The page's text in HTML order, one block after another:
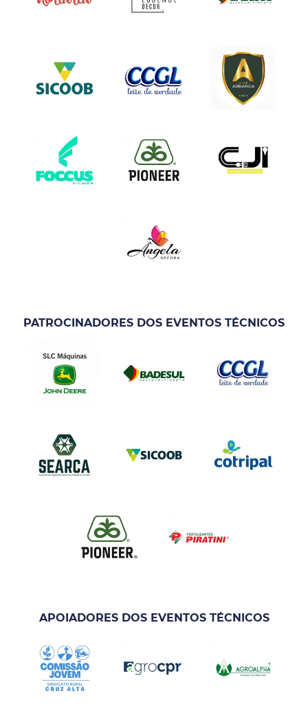
PATROCINADORES DOS EVENTOS TÉCNICOS
APOIADORES DOS EVENTOS TÉCNICOS